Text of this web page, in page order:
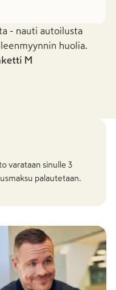
- nauti autoilusta
huolia.
M
varataan sinulle 3
palautetaan.